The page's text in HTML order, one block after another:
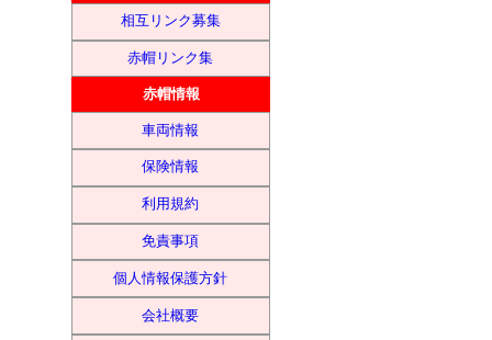
相互リンク募集
赤帽リンク集
赤帽情報
車両情報
保険情報
利用規約
免責事項
個人情報保護方針
会社概要